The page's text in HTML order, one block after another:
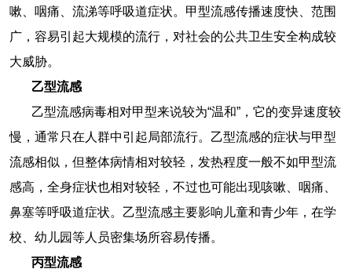
嗽、咽痛、流涕等呼吸道症状。甲型流感传播速度快、范围
广，容易引起大规模的流行，对社会的公共卫生安全构成较
大威胁。
乙型流感
乙型流感病毒相对甲型来说较为“温和”，它的变异速度较
慢，通常只在人群中引起局部流行。乙型流感的症状与甲型
流感相似，但整体病情相对较轻，发热程度一般不如甲型流
感高，全身症状也相对较轻，不过也可能出现咳嗽、咽痛、
鼻塞等呼吸道症状。乙型流感主要影响儿童和青少年，在学
校、幼儿园等人员密集场所容易传播。
丙型流感